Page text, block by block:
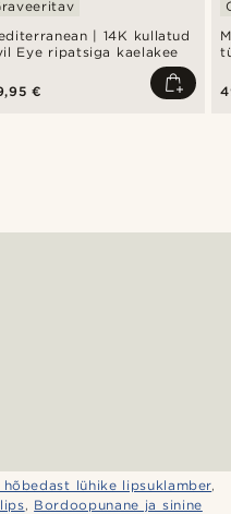
| 14K kullatud
Eye ripatsiga kaelakee
€
lühike lipsuklamber,
, Bordoopunane ja sinine